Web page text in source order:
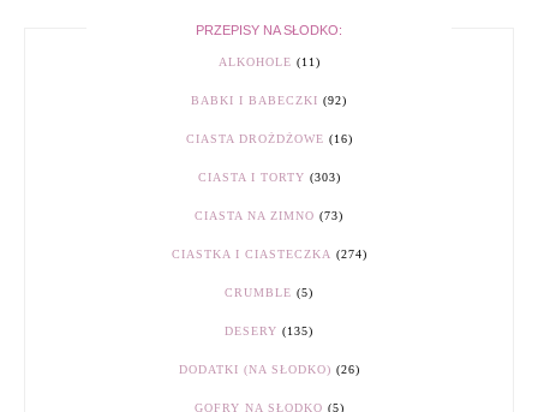
PRZEPISY NA SŁODKO:
ALKOHOLE (11)
BABKI I BABECZKI (92)
CIASTA DROŻDŻOWE (16)
CIASTA I TORTY (303)
CIASTA NA ZIMNO (73)
CIASTKA I CIASTECZKA (274)
CRUMBLE (5)
DESERY (135)
DODATKI (NA SŁODKO) (26)
GOFRY NA SŁODKO (5)